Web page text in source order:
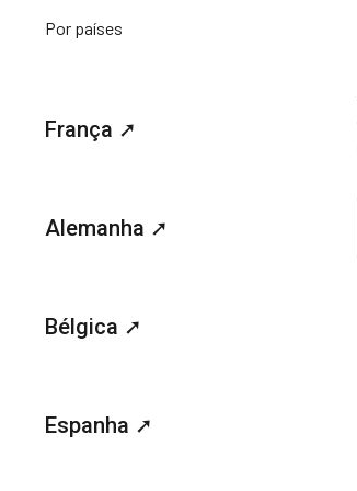
Por países
França ➚
Alemanha ➚
Bélgica ➚
Espanha ➚